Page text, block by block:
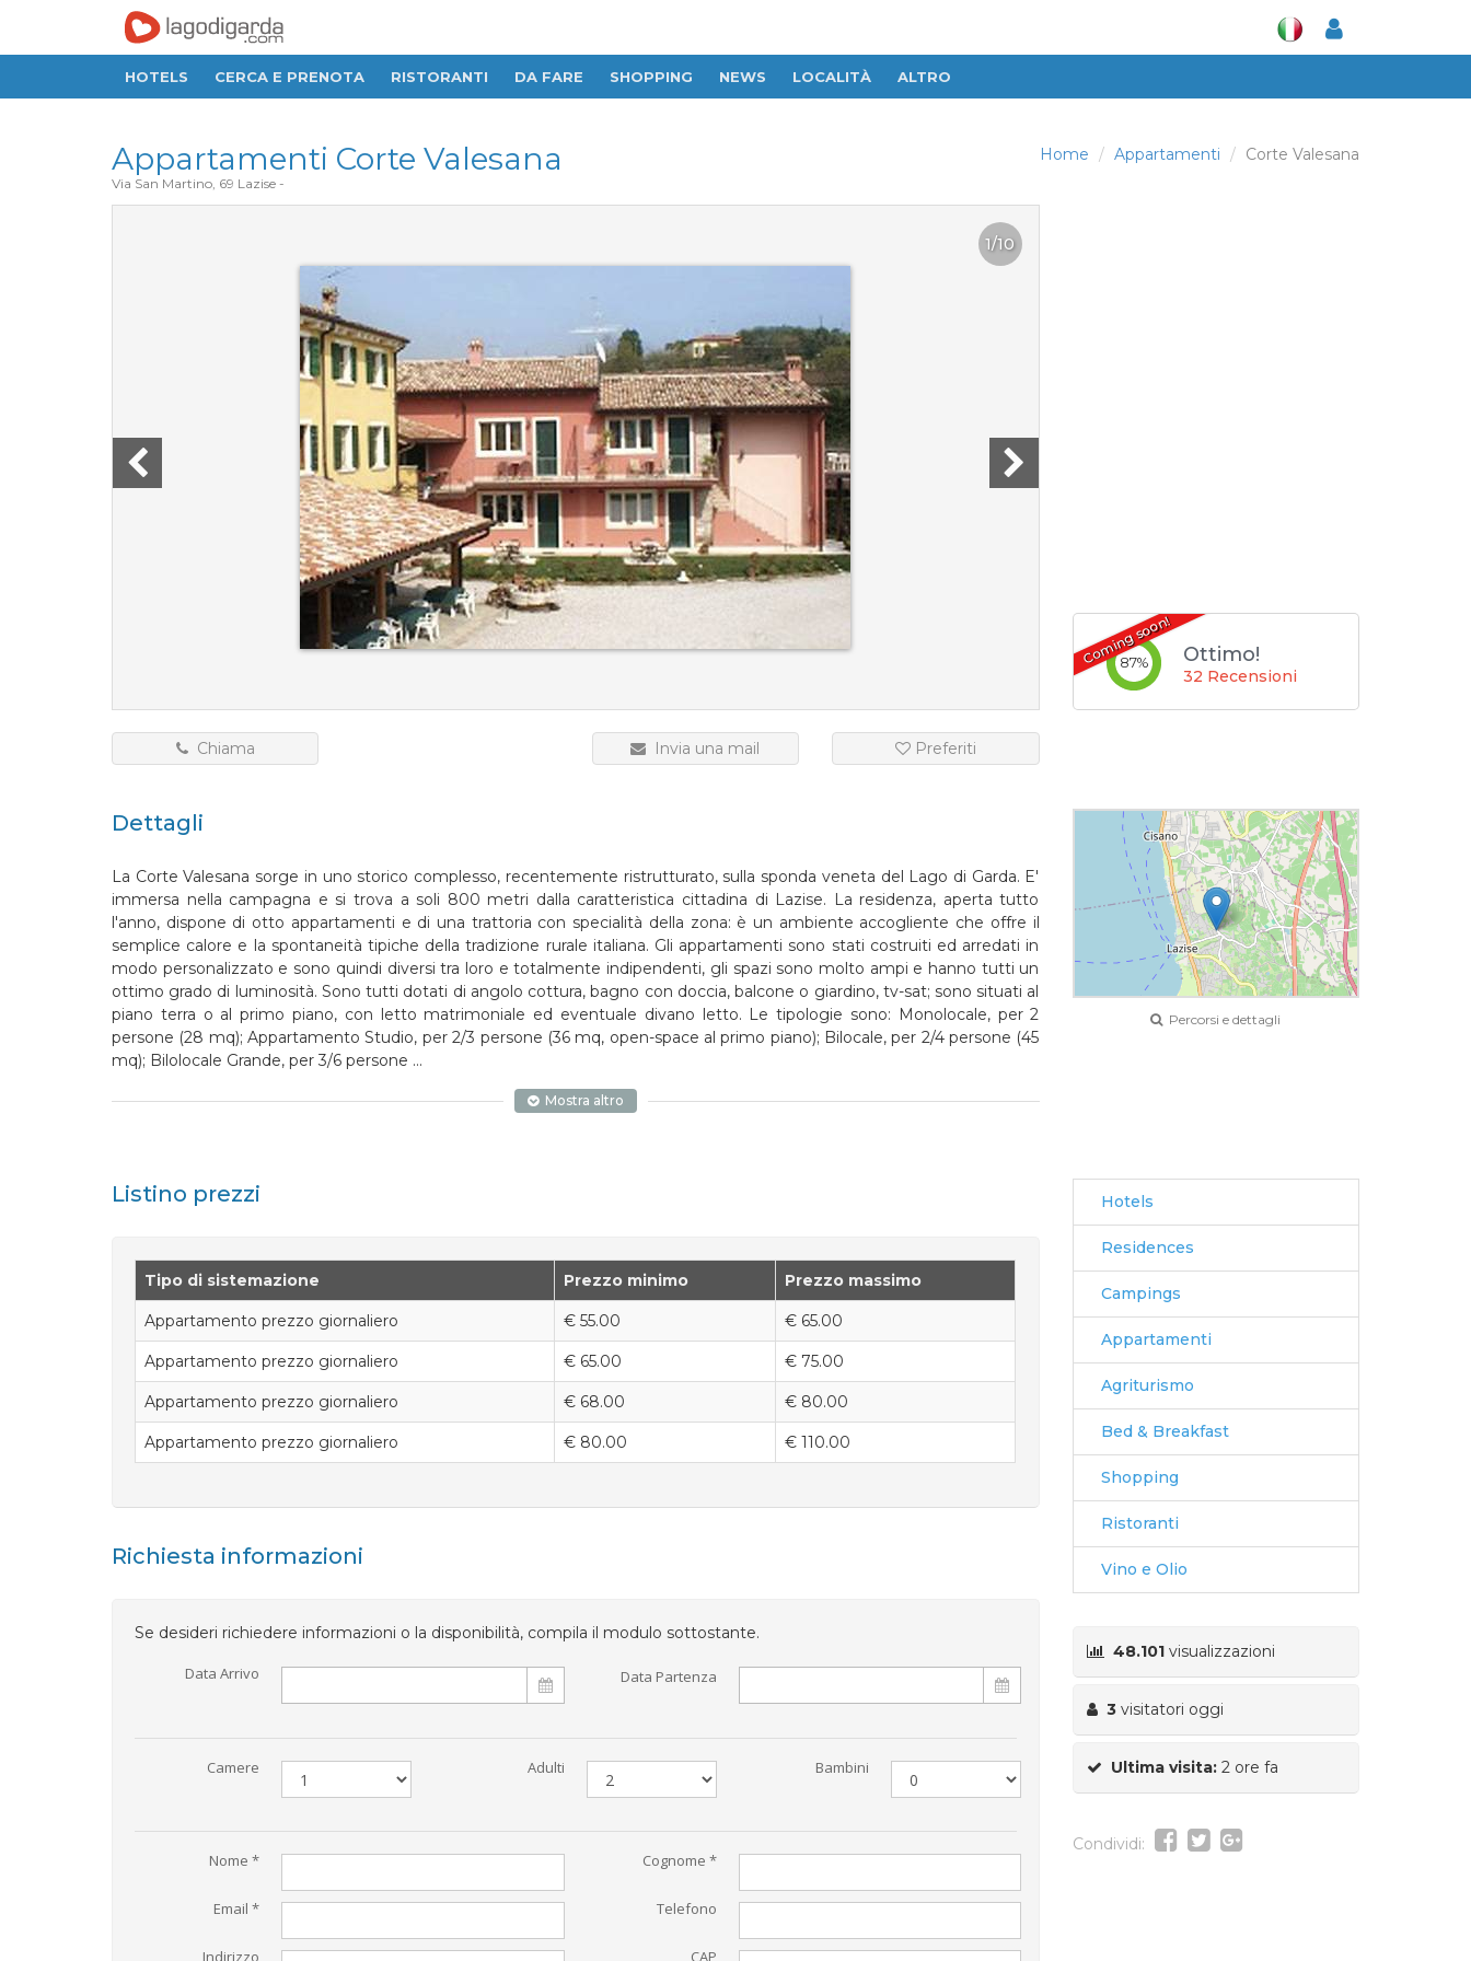
HOTELS CERCA E PRENOTA RISTORANTI DA FARE SHOPPING NEWS LOCALITÀ ALTRO
Home Appartamenti Corte Valesana
Appartamenti Corte Valesana
Via San Martino, 69 Lazise -
1/10
87% Ottimo!
32 Recensioni
Coming soon!
Chiama Invia una mail Preferiti
Dettagli
La Corte Valesana sorge in uno storico complesso, recentemente ristrutturato, sulla sponda veneta del Lago di Garda. E'
immersa nella campagna e si trova a soli 800 metri dalla caratteristica cittadina di Lazise. La residenza, aperta tutto
l'anno, dispone di otto appartamenti e di una trattoria con specialità della zona: è un ambiente accogliente che offre il
semplice calore e la spontaneità tipiche della tradizione rurale italiana. Gli appartamenti sono stati costruiti ed arredati in
modo personalizzato e sono quindi diversi tra loro e totalmente indipendenti, gli spazi sono molto ampi e hanno tutti un
ottimo grado di luminosità. Sono tutti dotati di angolo cottura, bagno con doccia, balcone o giardino, tv-sat; sono situati al
piano terra o al primo piano, con letto matrimoniale ed eventuale divano letto. Le tipologie sono: Monolocale, per 2
persone (28 mq); Appartamento Studio, per 2/3 persone (36 mq, open-space al primo piano); Bilocale, per 2/4 persone (45
mq); Bilolocale Grande, per 3/6 persone ...
Mostra altro
Percorsi e dettagli
Listino prezzi
Tipo di sistemazione Prezzo minimo Prezzo massimo
Appartamento prezzo giornaliero € 55.00 € 65.00
Appartamento prezzo giornaliero € 65.00 € 75.00
Appartamento prezzo giornaliero € 68.00 € 80.00
Appartamento prezzo giornaliero € 80.00 € 110.00
Richiesta informazioni
Se desideri richiedere informazioni o la disponibilità, compila il modulo sottostante.
Data Arrivo Data Partenza
Camere Adulti Bambini
Nome * Cognome *
Email * Telefono
Indirizzo CAP
Hotels
Residences
Campings
Appartamenti
Agriturismo
Bed & Breakfast
Shopping
Ristoranti
Vino e Olio
48.101visualizzazioni
3 visitatori oggi
Ultima visita:2 ore fa
Condividi: